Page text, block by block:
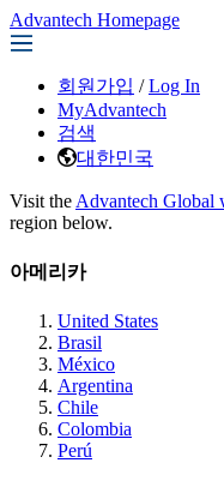
Advantech Homepage
회원가입 / Log In
MyAdvantech
검색
대한민국
Visit the Advantech Global
region below.
아메리카
United States
Brasil
México
Argentina
Chile
Colombia
Perú